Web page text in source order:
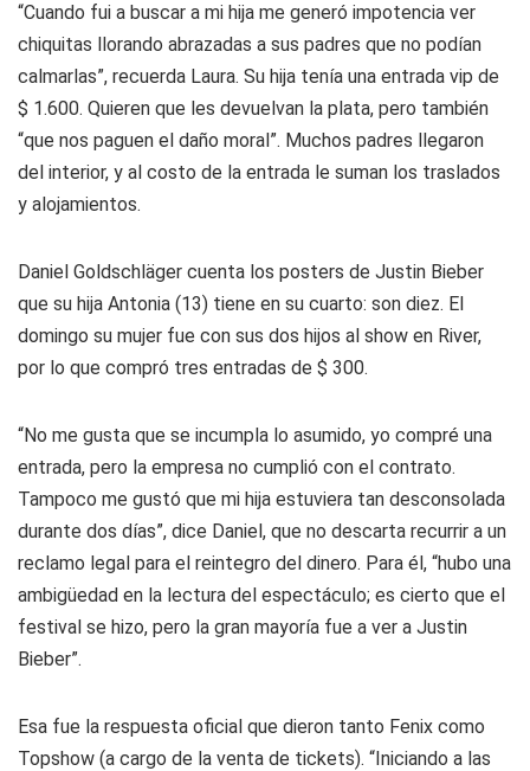
“Cuando fui a buscar a mi hija me generó impotencia ver
chiquitas llorando abrazadas a sus padres que no podían
calmarlas”, recuerda Laura. Su hija tenía una entrada vip de
$ 1.600. Quieren que les devuelvan la plata, pero también
“que nos paguen el daño moral”. Muchos padres llegaron
del interior, y al costo de la entrada le suman los traslados
y alojamientos.
Daniel Goldschläger cuenta los posters de Justin Bieber
que su hija Antonia (13) tiene en su cuarto: son diez. El
domingo su mujer fue con sus dos hijos al show en River,
por lo que compró tres entradas de $ 300.
“No me gusta que se incumpla lo asumido, yo compré una
entrada, pero la empresa no cumplió con el contrato.
Tampoco me gustó que mi hija estuviera tan desconsolada
durante dos días”, dice Daniel, que no descarta recurrir a un
reclamo legal para el reintegro del dinero. Para él, “hubo una
ambigüedad en la lectura del espectáculo; es cierto que el
festival se hizo, pero la gran mayoría fue a ver a Justin
Bieber”.
Esa fue la respuesta oficial que dieron tanto Fenix como
Topshow (a cargo de la venta de tickets). “Iniciando a las